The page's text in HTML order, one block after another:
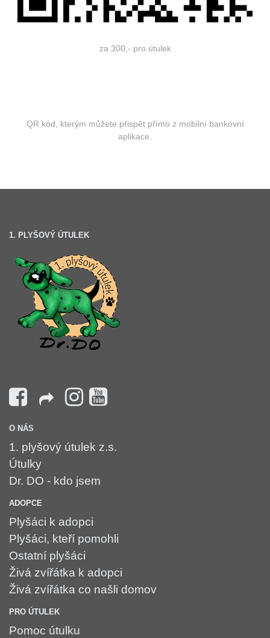
za 300,- pro útulek
QR kód, kterým můžete přispět přímo z mobilní bankovní
aplikace.
1. PLYŠOVÝ ÚTULEK
O NÁS
1. plyšový útulek z.s.
Útulky
Dr. DO - kdo jsem
ADOPCE
Plyšáci k adopci
Plyšáci, kteří pomohli
Ostatní plyšáci
Živá zvířátka k adopci
Živá zvířátka co našli domov
PRO ÚTULEK
Pomoc útulku